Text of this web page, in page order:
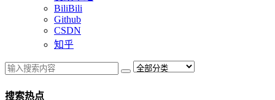
BiliBili
Github
CSDN
知乎
搜索热点